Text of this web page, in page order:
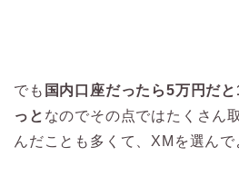
でも 国内口座だったら5万円だ
っと なのでその点ではたくさん
んだことも多くて、XMを選んで